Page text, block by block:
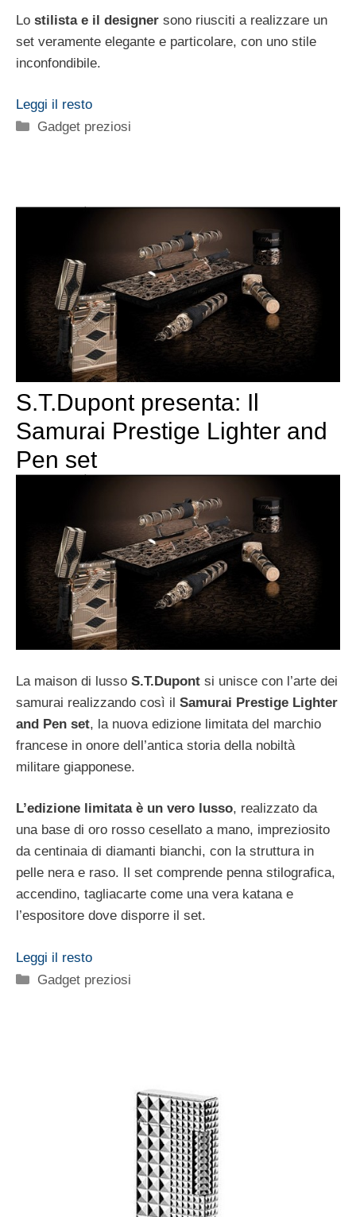
Lo stilista e il designer sono riusciti a realizzare un
set veramente elegante e particolare, con uno stile
inconfondibile.
Leggi il resto
Categorie
Gadget preziosi
S.T.Dupont presenta: Il
Samurai Prestige Lighter and
Pen set
La maison di lusso S.T.Dupont si unisce con l’arte dei
samurai realizzando così il Samurai Prestige Lighter
and Pen set, la nuova edizione limitata del marchio
francese in onore dell’antica storia della nobiltà
militare giapponese.
L’edizione limitata è un vero lusso, realizzato da
una base di oro rosso cesellato a mano, impreziosito
da centinaia di diamanti bianchi, con la struttura in
pelle nera e raso. Il set comprende penna stilografica,
accendino, tagliacarte come una vera katana e
l’espositore dove disporre il set.
Leggi il resto
Categorie
Gadget preziosi